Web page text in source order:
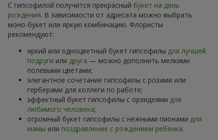
С гипсофилой получится прекрасный букет на день
рождения. В зависимости от адресата можно выбрать
моно-букет или яркую комбинацию. Флористы
рекомендуют:
яркий или одноцветный букет гипсофилы для лучшей
подруги или друга — можно дополнить мелкими
полевыми цветами;
элегантное сочетание гипсофилы с розами или
герберами для коллеги по работе;
эффектный букет гипсофилы с орхидеями для
любимого человека;
огромный букет гипсофилы с нежными пионами для
мамы или поздравление с рождением ребёнка.